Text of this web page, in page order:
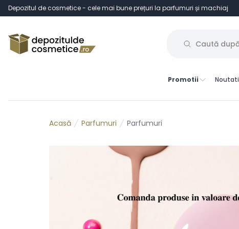
Depozitul de cosmetice - cele mai bune prețuri la parfumuri și machiaj
Promotii Noutati
Acasă Parfumuri Parfumuri